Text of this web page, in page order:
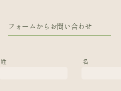
フォームからお問い合わせ
姓 名